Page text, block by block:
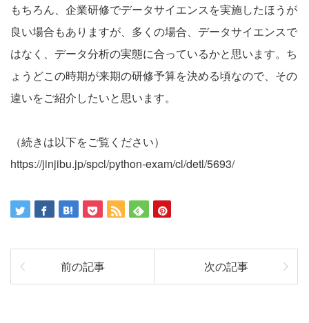
もちろん、企業研修でデータサイエンスを実施したほうが
良い場合もありますが、多くの場合、データサイエンスで
はなく、データ分析の実態に合っているかと思います。ち
ょうどこの時期が来期の研修予算を決める頃なので、その
違いをご紹介したいと思います。
（続きは以下をご覧ください）
https://jinjibu.jp/spcl/python-exam/cl/detl/5693/
前の記事 次の記事